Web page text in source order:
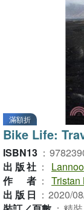
滿額折
Bike Life:
ISBN13 ：
出版社 ：
Lannoo
作者 ： Tristan
出版日 ： 2020/